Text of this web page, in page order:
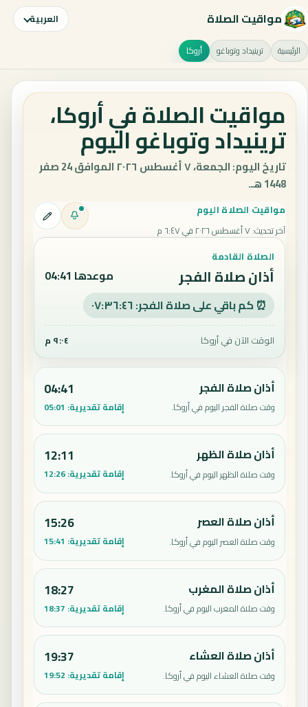
مواقيت الصلاة العربية
الرئيسية ترينيداد وتوباغو أروكا
مواقيت الصلاة في أروكا،
ترينيداد وتوباغو اليوم
تاريخ اليوم: الجمعة، ٧ أغسطس ٢٠٢٦ الموافق 24 صفر
1448 هـ.
مواقيت الصلاة اليوم
آخر تحديث:٧ أغسطس ٢٠٢٦ في ٦:٤٧ م
الصلاة القادمة
أذان صلاة الفجر موعدها 04:41
⏰ كم باقي على صلاة الفجر: ٠٧:٣٦:٤٥
الوقت الآن في أروكا ٩:٠٤ م
أذان صلاة الفجر
وقت صلاة الفجر اليوم في أروكا.
04:41
إقامة تقديرية: 05:01
أذان صلاة الظهر
وقت صلاة الظهر اليوم في أروكا.
12:11
إقامة تقديرية:12:26
أذان صلاة العصر
وقت صلاة العصر اليوم في أروكا.
15:26
إقامة تقديرية: 15:41
أذان صلاة المغرب
وقت صلاة المغرب اليوم في أروكا.
18:27
إقامة تقديرية: 18:37
أذان صلاة العشاء
وقت صلاة العشاء اليوم في أروكا.
19:37
إقامة تقديرية: 19:52